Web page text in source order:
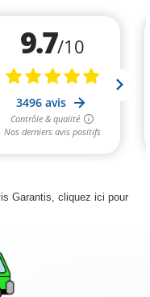
Garantis, cliquez ici pour